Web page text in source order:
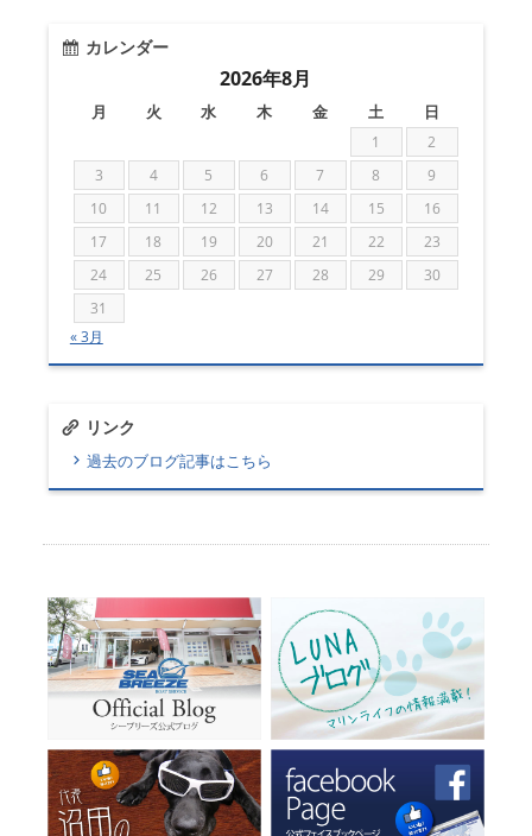
カレンダー
2026年8月
月 火 水 木 金 土 日
1
2
3
4 5 6 7 8
9
10
11 12 13 14 15
16
17
18 19 20 21 22
23
24
25 26 27 28 29
30
31
« 3月
リンク
過去のブログ記事はこちら